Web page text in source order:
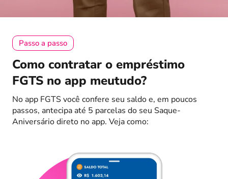
Passo a passo
Como contratar o empréstimo
FGTS no app meutudo?
No app FGTS você confere seu saldo e, em poucos
passos, antecipa até 5 parcelas do seu Saque-
Aniversário direto no app. Veja como: